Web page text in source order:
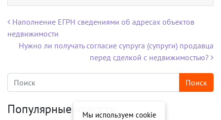
Навигация по записям
Наполнение ЕГРН сведениями об адресах объектов
недвижимости
Нужно ли получать согласие супруга (супруги) продавца
перед сделкой с недвижимостью?
Популярные новостиМы используем cookie